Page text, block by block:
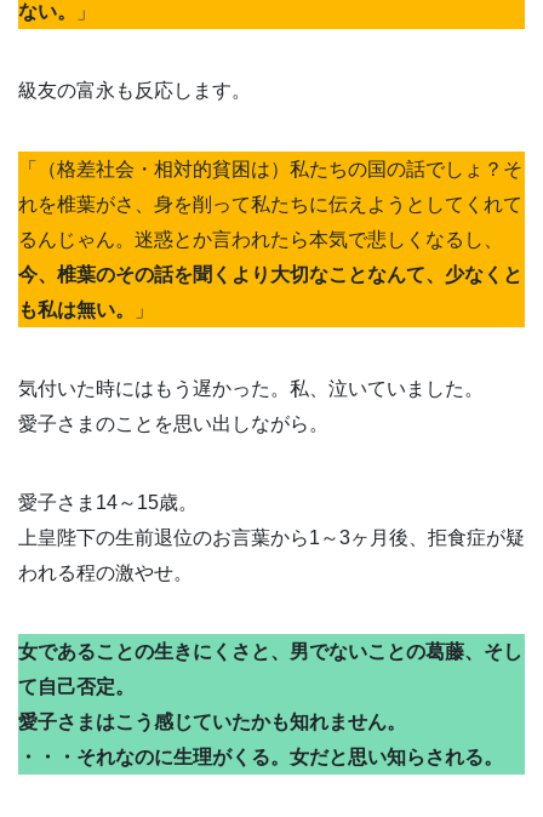
ない。
」
級友の富永も反応します。
「（格差社会・相対的貧困は）私たちの国の話でしょ？そ
れを椎葉がさ、身を削って私たちに伝えようとしてくれて
るんじゃん。迷惑とか言われたら本気で悲しくなるし、
今、椎葉のその話を聞くより大切なことなんて、少なくと
も私は無い。
」
気付いた時にはもう遅かった。私、泣いていました。
愛子さまのことを思い出しながら。
愛子さま14～15歳。
上皇陛下の生前退位のお言葉から1～3ヶ月後、拒食症が疑
われる程の激やせ。
女であることの生きにくさと、男でないことの葛藤、そし
て自己否定。
愛子さまはこう感じていたかも知れません。
・・・それなのに生理がくる。女だと思い知らされる。